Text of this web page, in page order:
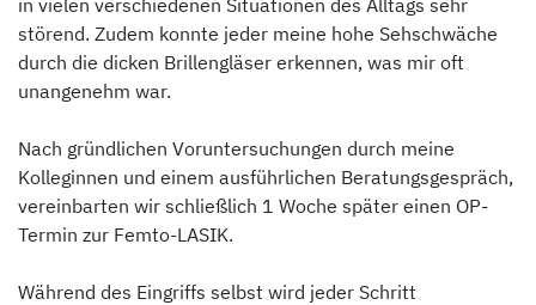
in vielen verschiedenen Situationen des Alltags sehr
störend. Zudem konnte jeder meine hohe Sehschwäche
durch die dicken Brillengläser erkennen, was mir oft
unangenehm war.
Nach gründlichen Voruntersuchungen durch meine
Kolleginnen und einem ausführlichen Beratungsgespräch,
vereinbarten wir schließlich 1 Woche später einen OP-
Termin zur Femto-LASIK.
Während des Eingriffs selbst wird jeder Schritt